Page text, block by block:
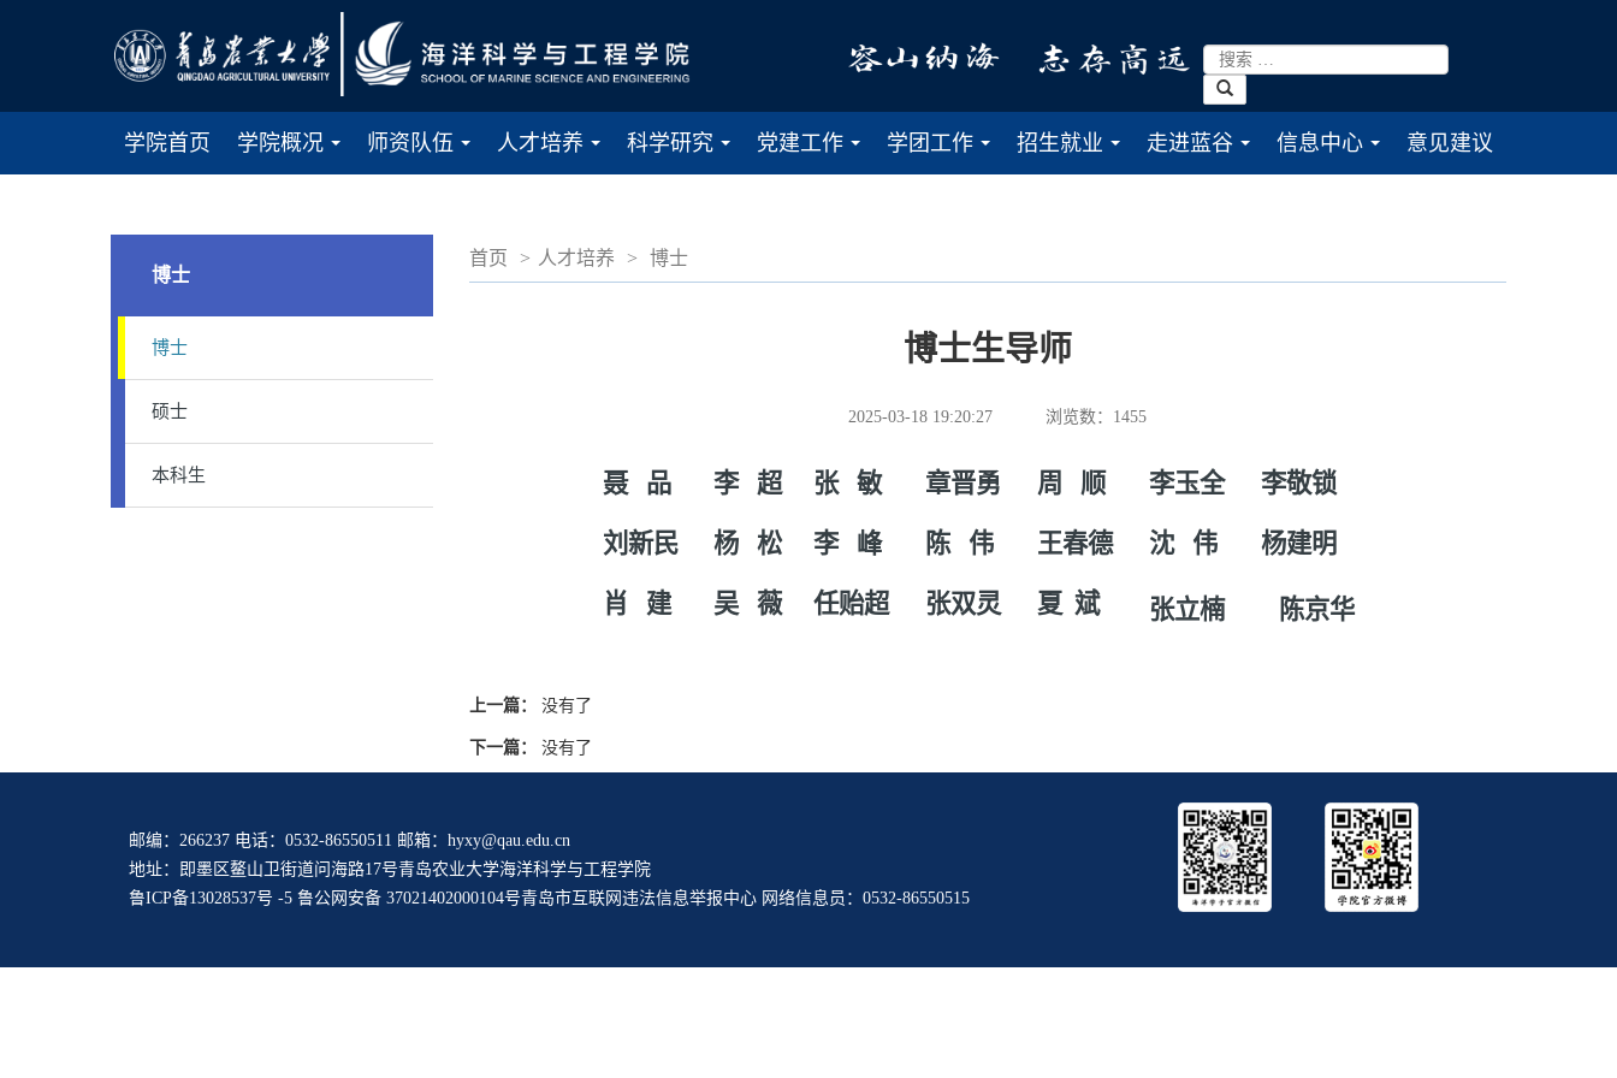
学院首页
学院概况
师资队伍
人才培养
科学研究
党建工作
学团工作
招生就业
走进蓝谷
信息中心
意见建议
博士
博士
硕士
本科生
首页 > 人才培养 > 博士
博士生导师
2025-03-18 19:20:27 浏览数： 1455
聂 品 李 超 张 敏 章晋勇 周 顺 李玉全 李敬锁
刘新民 杨 松 李 峰 陈 伟 王春德 沈 伟 杨建明
肖 建 吴 薇 任贻超 张双灵 夏 斌 张立楠 陈京华
上一篇： 没有了
下一篇： 没有了
邮编：266237 电话：0532-86550511 邮箱：hyxy@qau.edu.cn
地址：即墨区鳌山卫街道问海路17号青岛农业大学海洋科学与工程学院
鲁ICP备13028537号 -5 鲁公网安备 37021402000104号青岛市互联网违法信息举报中心 网络信息员：0532-86550515